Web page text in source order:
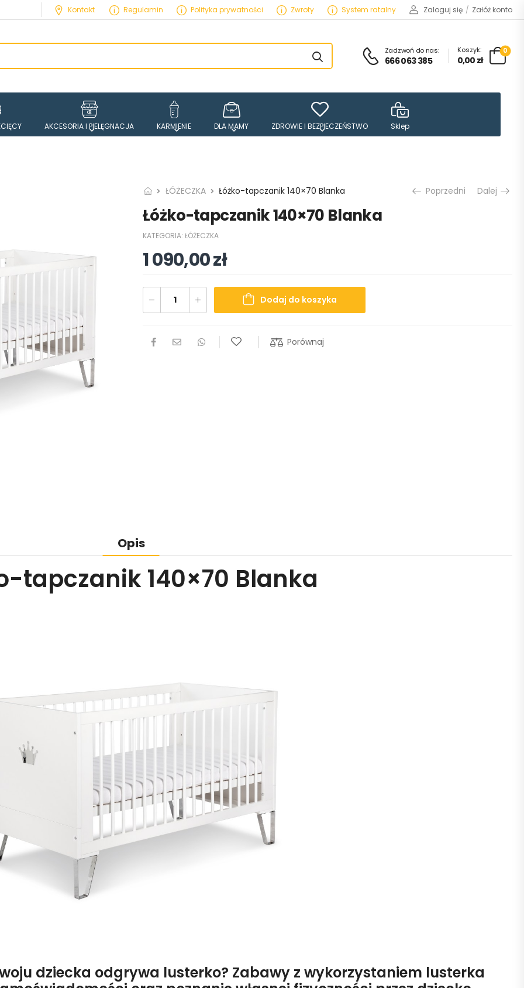
Kontakt Regulamin Polityka prywatności Zwroty System ratalny Zaloguj się / Załóż konto
Zadzwoń do nas:
666 063 385
Koszyk:
0,00 zł
0
AKCESORIA I PIELĘGNACJA KARMIENIE DLA MAMY ZDROWIE I BEZPIECZEŃSTWO Sklep
ŁÓŻECZKA Łóżko-tapczanik 140×70 Blanka Poprzedni Dalej
Łóżko-tapczanik 140×70 Blanka
KATEGORIA: ŁÓŻECZKA
1 090,00zł
Dodaj do koszyka
Porównaj
Opis
tapczanik 140×70 Blanka
dziecka odgrywa lusterko? Zabawy z wykorzystaniem lusterka